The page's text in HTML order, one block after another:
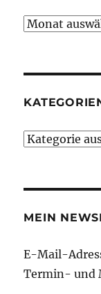
Archiv
Kategorien
MEIN
E-Mail-
Termin- und